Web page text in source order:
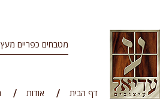
מטבחים כפריים
דף הבית אודות